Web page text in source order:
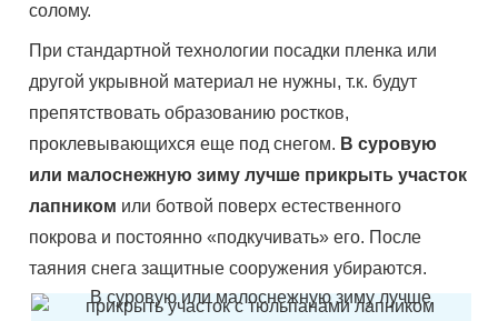
солому.
При стандартной технологии посадки пленка или
другой укрывной материал не нужны, т.к. будут
препятствовать образованию ростков,
проклевывающихся еще под снегом. В суровую
или малоснежную зиму лучше прикрыть участок
лапником или ботвой поверх естественного
покрова и постоянно «подкучивать» его. После
таяния снега защитные сооружения убираются.